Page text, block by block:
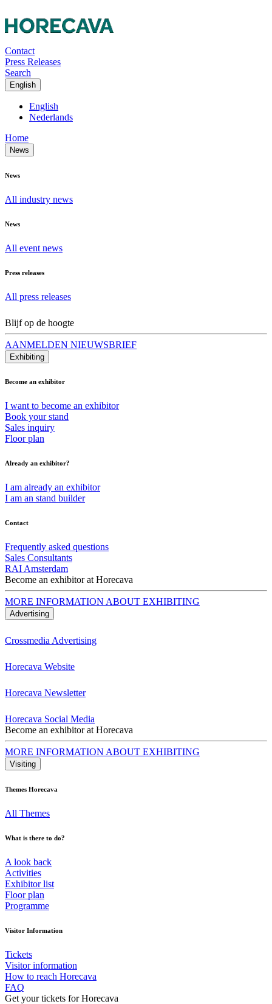
Contact
Press Releases
Search
English
English
Nederlands
Home
News
News
All industry news
News
All event news
Press releases
All press releases
Blijf op de hoogte
AANMELDEN NIEUWSBRIEF
Exhibiting
Become an exhibitor
I want to become an exhibitor
Book your stand
Sales inquiry
Floor plan
Already an exhibitor?
I am already an exhibitor
I am an stand builder
Contact
Frequently asked questions
Sales Consultants
RAI Amsterdam
Become an exhibitor at Horecava
MORE INFORMATION ABOUT EXHIBITING
Advertising
Crossmedia Advertising
Horecava Website
Horecava Newsletter
Horecava Social Media
Become an exhibitor at Horecava
MORE INFORMATION ABOUT EXHIBITING
Visiting
Themes Horecava
All Themes
What is there to do?
A look back
Activities
Exhibitor list
Floor plan
Programme
Visitor Information
Tickets
Visitor information
How to reach Horecava
FAQ
Get your tickets for Horecava